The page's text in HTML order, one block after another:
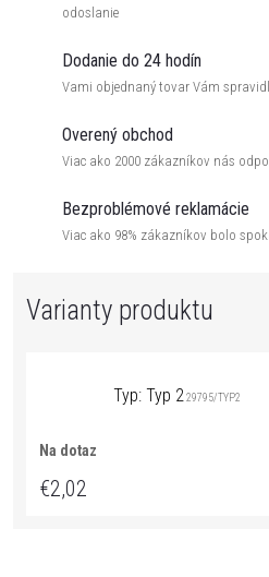
odoslanie
Dodanie do 24 hodín
Vami objednaný tovar Vám
Overený obchod
Viac ako 2000 zákazníkov nás
Bezproblémové reklamácie
Viac ako 98% zákazníkov bolo
Typ: Typ 229795/TYP2
Na dotaz
€2,02